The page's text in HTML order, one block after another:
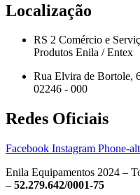
Localização
RS 2 Comércio e
Produtos Enila / Entex
Rua Elvira de Bortole,
02246 - 000
Redes Oficiais
Facebook Instagram Phone-alt
Enila Equipamentos 2024 –
– 52.279.642/0001-75